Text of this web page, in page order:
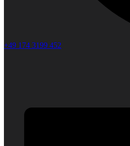
+49 174 3199 452